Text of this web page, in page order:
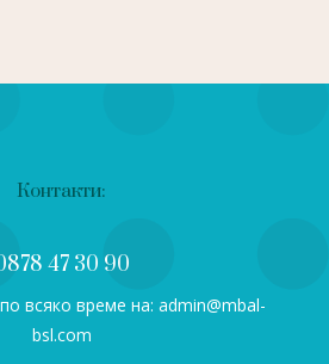
Контакти:
47 30 90
всяко време на: admin@mbal-
bsl.com